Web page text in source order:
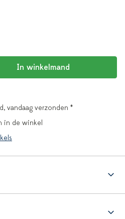
In winkelmand
vandaag verzonden *
in de winkel